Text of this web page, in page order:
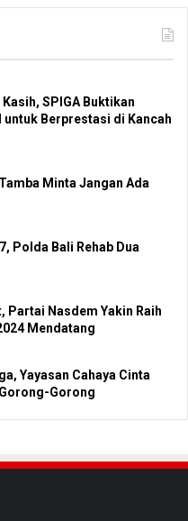
SPIGA Buktikan
Berprestasi di Kancah
Minta Jangan Ada
Polda Bali Rehab Dua
Partai Nasdem Yakin Raih
Mendatang
Yayasan Cahaya Cinta
Gorong